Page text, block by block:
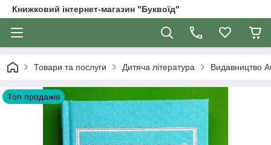
Книжковий інтернет-магазин "Буквоїд"
Товари та послуги Дитяча література Видавництво
Топ продажів